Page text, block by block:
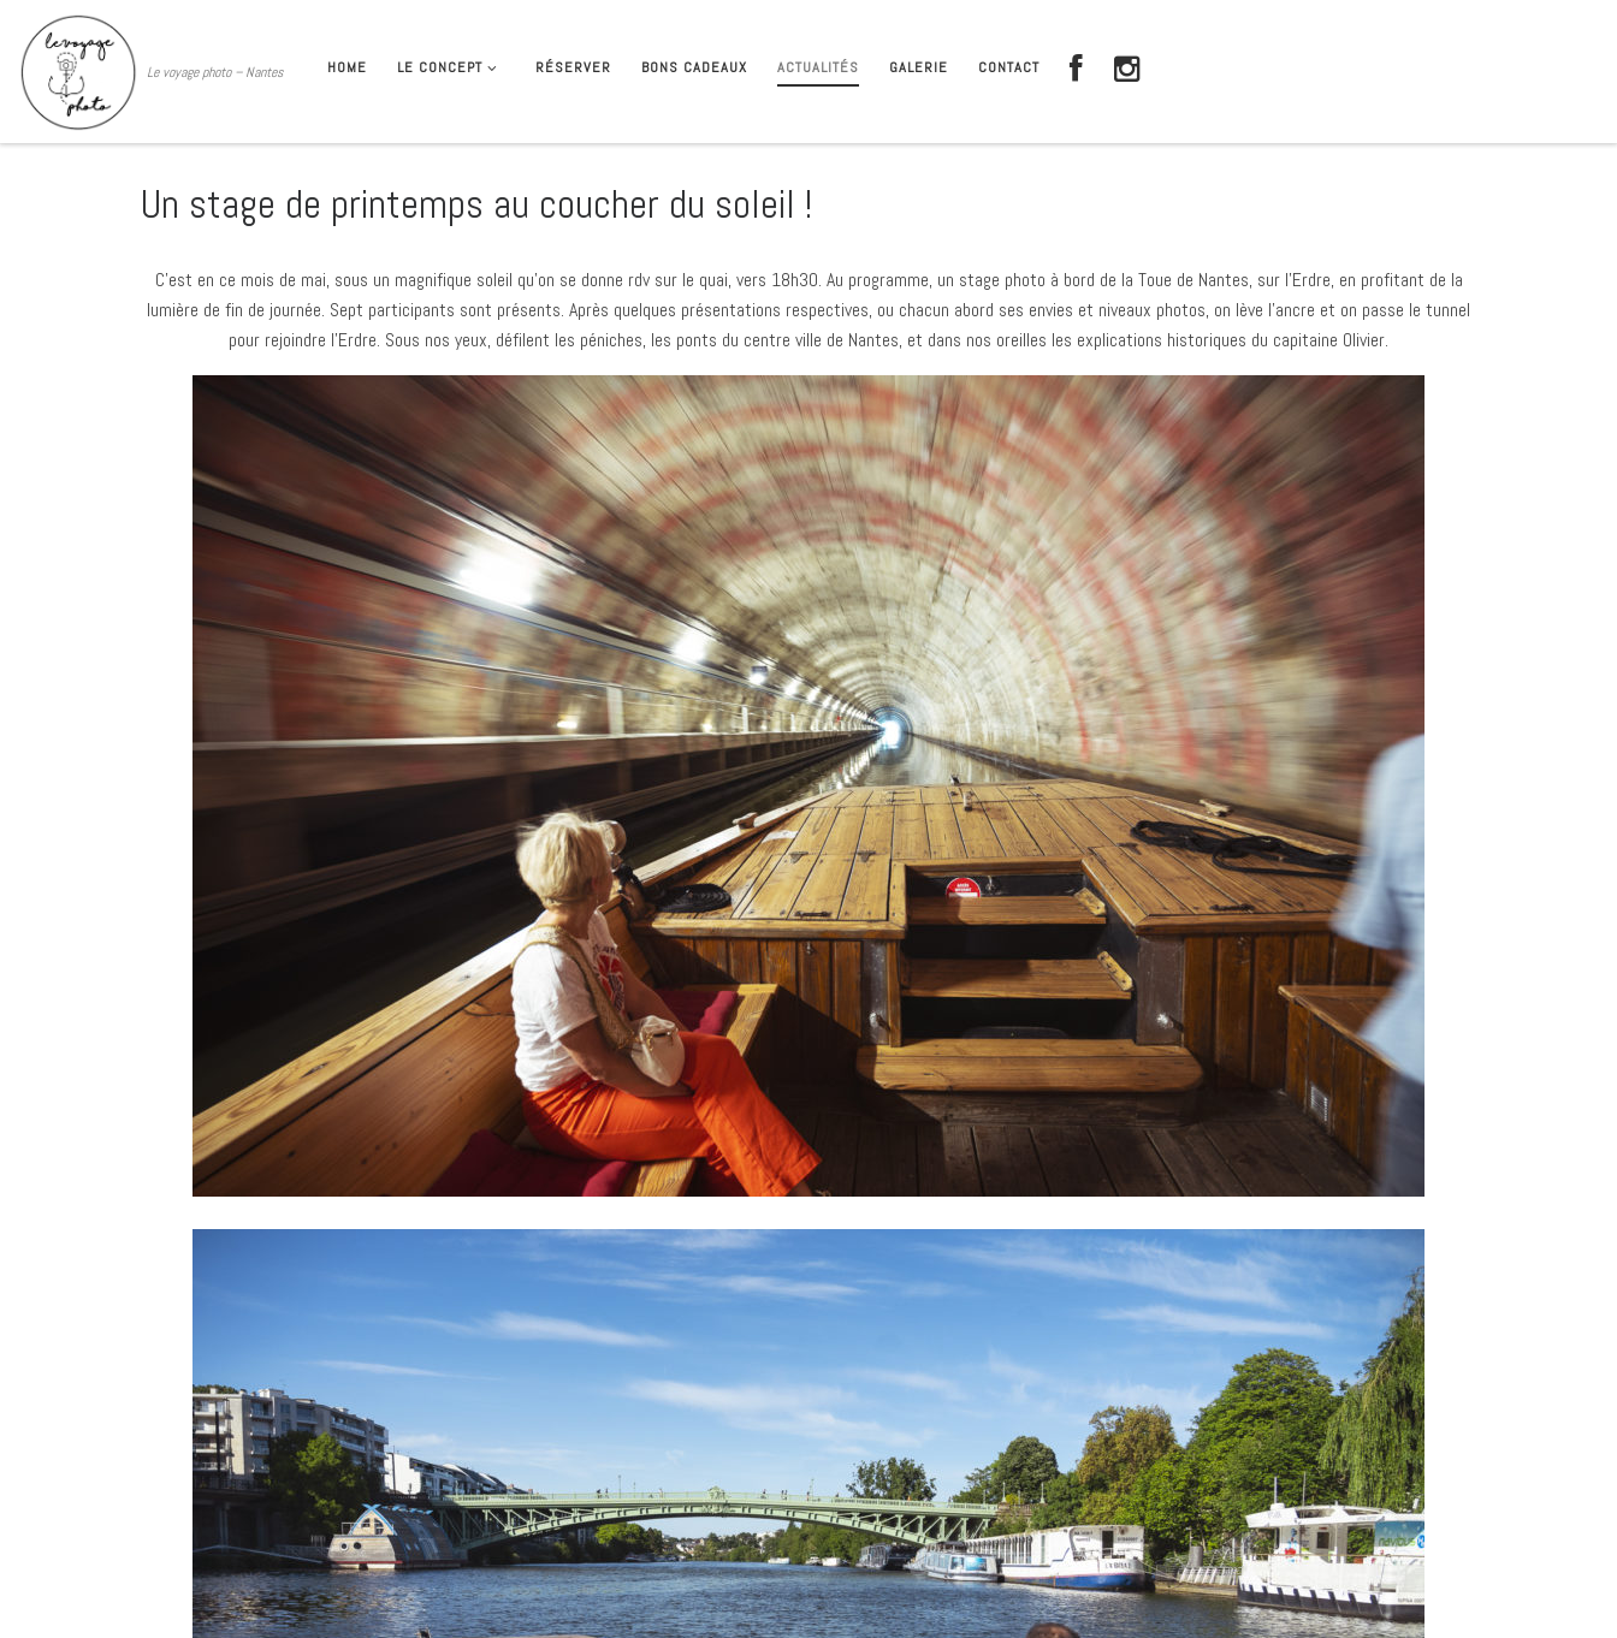
Le voyage photo – Nantes HOME LE CONCEPT RÉSERVER BONS CADEAUX ACTUALITÉS GALERIE CONTACT
Un stage de printemps au coucher du soleil !
C’est en ce mois de mai, sous un magnifique soleil qu’on se donne rdv sur le quai, vers 18h30. Au programme, un stage photo à bord de la Toue de Nantes, sur l’Erdre, en profitant de la
lumière de fin de journée. Sept participants sont présents. Après quelques présentations respectives, ou chacun abord ses envies et niveaux photos, on lève l’ancre et on passe le tunnel
pour rejoindre l’Erdre. Sous nos yeux, défilent les péniches, les ponts du centre ville de Nantes, et dans nos oreilles les explications historiques du capitaine Olivier.